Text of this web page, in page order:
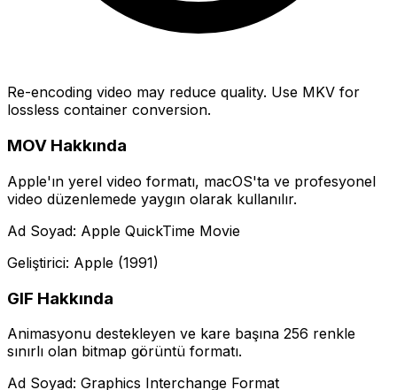
Re-encoding video may reduce quality. Use MKV for
lossless container conversion.
MOV Hakkında
Apple'ın yerel video formatı, macOS'ta ve profesyonel
video düzenlemede yaygın olarak kullanılır.
Ad Soyad: Apple QuickTime Movie
Geliştirici: Apple (1991)
GIF Hakkında
Animasyonu destekleyen ve kare başına 256 renkle
sınırlı olan bitmap görüntü formatı.
Ad Soyad: Graphics Interchange Format